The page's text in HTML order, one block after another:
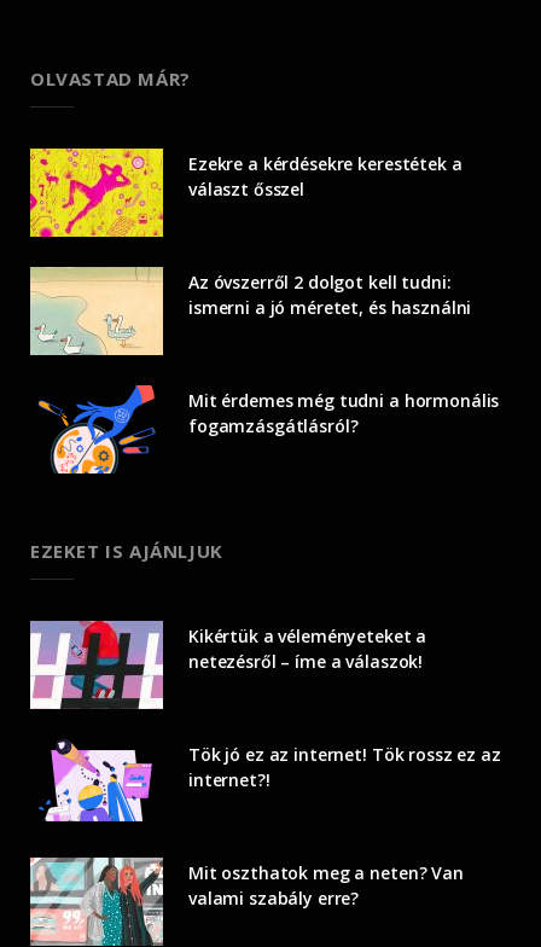
OLVASTAD MÁR?
Ezekre a kérdésekre kerestétek a
választ ősszel
Az óvszerről 2 dolgot kell tudni:
ismerni a jó méretet, és használni
Mit érdemes még tudni a hormonális
fogamzásgátlásról?
EZEKET IS AJÁNLJUK
Kikértük a véleményeteket a
netezésről – íme a válaszok!
Tök jó ez az internet! Tök rossz ez az
internet?!
Mit oszthatok meg a neten? Van
valami szabály erre?